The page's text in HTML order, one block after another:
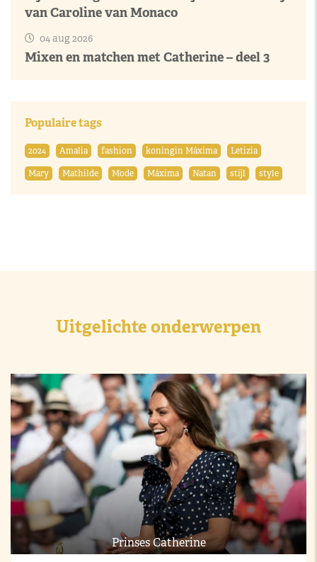
van Caroline van Monaco
04 aug 2026
Mixen en matchen met Catherine – deel 3
Populaire tags
2024 Amalia fashion koningin Máxima
Letizia
Mary
Mathilde Mode Máxima Natan stijl style
Uitgelichte onderwerpen
Prinses Catherine